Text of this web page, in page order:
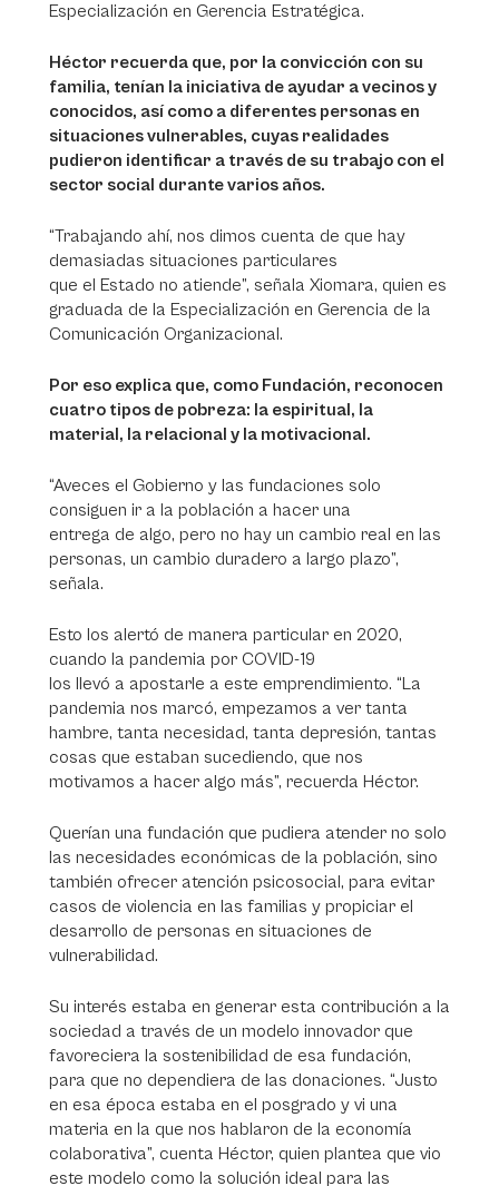
Especialización en Gerencia Estratégica.
Héctor recuerda que, por la convicción con su
familia, tenían la iniciativa de ayudar a vecinos y
conocidos, así como a diferentes personas en
situaciones vulnerables, cuyas realidades
pudieron identificar a través de su trabajo con el
sector social durante varios años.
“Trabajando ahí, nos dimos cuenta de que hay
demasiadas situaciones particulares
que el Estado no atiende”, señala Xiomara, quien es
graduada de la Especialización en Gerencia de la
Comunicación Organizacional.
Por eso explica que, como Fundación, reconocen
cuatro tipos de pobreza: la espiritual, la
material, la relacional y la motivacional.
“Aveces el Gobierno y las fundaciones solo
consiguen ir a la población a hacer una
entrega de algo, pero no hay un cambio real en las
personas, un cambio duradero a largo plazo”,
señala.
Esto los alertó de manera particular en 2020,
cuando la pandemia por COVID-19
los llevó a apostarle a este emprendimiento. “La
pandemia nos marcó, empezamos a ver tanta
hambre, tanta necesidad, tanta depresión, tantas
cosas que estaban sucediendo, que nos
motivamos a hacer algo más”, recuerda Héctor.
Querían una fundación que pudiera atender no solo
las necesidades económicas de la población, sino
también ofrecer atención psicosocial, para evitar
casos de violencia en las familias y propiciar el
desarrollo de personas en situaciones de
vulnerabilidad.
Su interés estaba en generar esta contribución a la
sociedad a través de un modelo innovador que
favoreciera la sostenibilidad de esa fundación,
para que no dependiera de las donaciones. “Justo
en esa época estaba en el posgrado y vi una
materia en la que nos hablaron de la economía
colaborativa”, cuenta Héctor, quien plantea que vio
este modelo como la solución ideal para las